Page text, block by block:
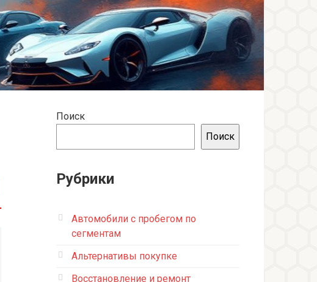
Поиск
Поиск
Рубрики
Автомобили с пробегом по
сегментам
Альтернативы покупке
Восстановление и ремонт